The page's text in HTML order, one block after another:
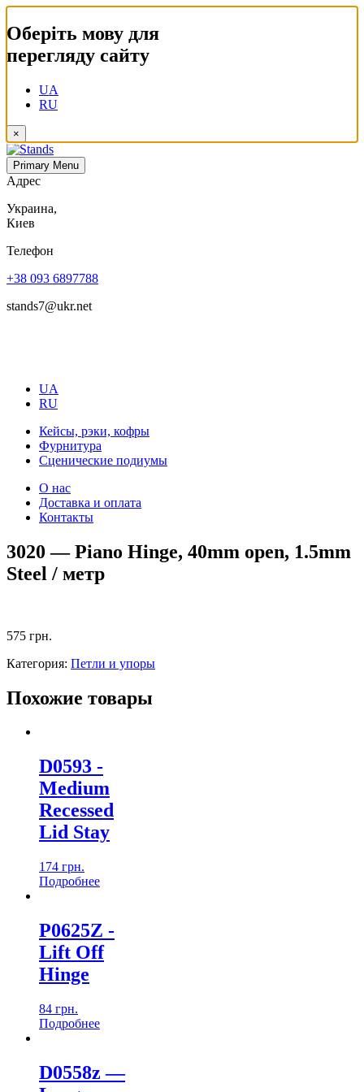
Оберіть мову для
перегляду сайту
UA
RU
×
Primary Menu
Адрес
Украина,
Киев
Телефон
+38 093 6897788
stands7@ukr.net
UA
RU
Кейсы, рэки, кофры
Фурнитура
Сценические подиумы
О нас
Доставка и оплата
Контакты
3020 — Piano Hinge, 40mm open, 1.5mm
Steel / метр
575 грн.
Категория: Петли и упоры
Похожие товары
D0593 -
Medium
Recessed
Lid Stay
174 грн.
Подробнеe
P0625Z -
Lift Off
Hinge
84 грн.
Подробнеe
D0558z —